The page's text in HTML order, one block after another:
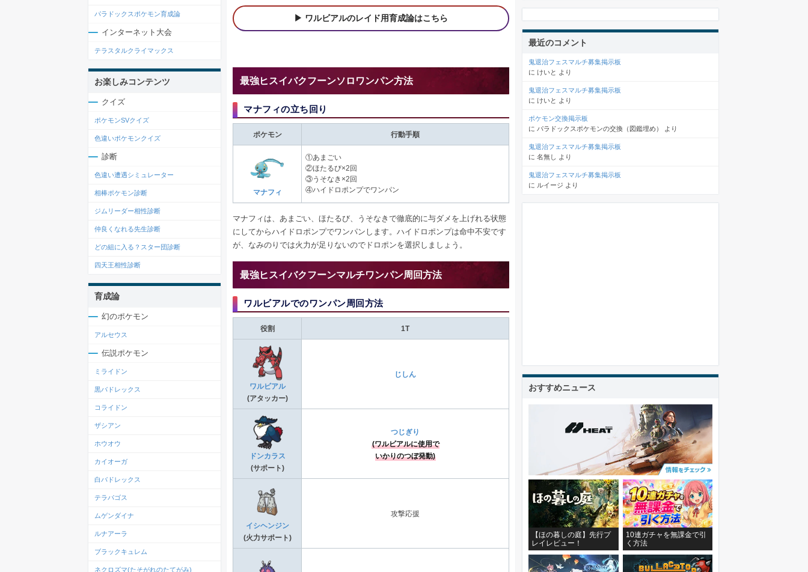
ワルビアルのレイド用育成論はこちら
最強ヒスイバクフーンソロワンパン方法
マナフィの立ち回り
ポケモン 行動手順
マナフィ
①あまごい
②ほたるび×2回
③うそなき×2回
④ハイドロポンプでワンパン
マナフィは、あまごい、ほたるび、うそなきで徹底的に与ダメを上げれる状態
にしてからハイドロポンプでワンパンします。ハイドロポンプは命中不安です
が、なみのりでは火力が足りないのでドロポンを選択しましょう。
最強ヒスイバクフーンマルチワンパン周回方法
ワルビアルでのワンパン周回方法
役割 1T
ワルビアル
(アタッカー)
じしん
ドンカラス
(サポート)
つじぎり
(ワルビアルに使用で
いかりのつぼ発動)
イシヘンジン
(火力サポート)
攻撃応援
パラドックスポケモン育成論
インターネット大会
テラスタルクライマックス
お楽しみコンテンツ
クイズ
ポケモンSVクイズ
色違いポケモンクイズ
診断
色違い遭遇シミュレーター
相棒ポケモン診断
ジムリーダー相性診断
仲良くなれる先生診断
どの組に入る？スター団診断
四天王相性診断
育成論
幻のポケモン
アルセウス
伝説ポケモン
ミライドン
黒バドレックス
コライドン
ザシアン
ホウオウ
カイオーガ
白バドレックス
テラパゴス
ムゲンダイナ
ルナアーラ
ブラックキュレム
ネクロズマ(たそがれのたてがみ)
最近のコメント
鬼退治フェスマルチ募集掲示板
に けいと より
鬼退治フェスマルチ募集掲示板
に けいと より
ポケモン交換掲示板
に パラドックスポケモンの交換（図鑑埋め） より
鬼退治フェスマルチ募集掲示板
に 名無し より
鬼退治フェスマルチ募集掲示板
に ルイージ より
おすすめニュース
【ほの暮しの庭】先行プ
レイレビュー！
10連ガチャを無課金で引
く方法